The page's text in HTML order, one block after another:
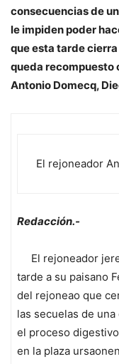
consecuencias de
le impiden poder
que esta tarde cierra
queda recompuesto
Antonio Domecq,
El rejoneador
Redacción.-
El rejoneador
tarde a su paisano
del rejoneao que
las secuelas de
el proceso
en la plaza